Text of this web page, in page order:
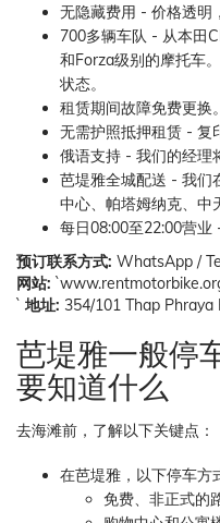
无隐藏费用 - 价格透明
700多辆车队 - 从本田
和Forza级别的摩托车
状态。
租赁期间故障免费更换。
无需护照抵押租赁 - 复
俄语支持 - 我们的经理
芭堤雅全城配送 - 我们
中心、帕塔姆纳克、中
每日08:00至22:00营业
预订联系方式: WhatsApp /
网站:
` 地址: 354/101 Thap Phraya
芭堤雅一般停
要知道什么
去海滩前，了解以下关键点：
在芭堤雅，以下停车方
免费、非正式的